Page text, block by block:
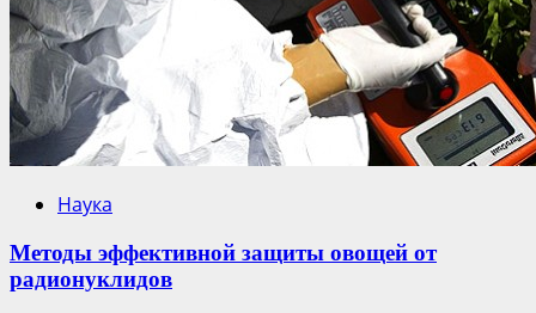
Наука
Методы эффективной защиты овощей от
радионуклидов